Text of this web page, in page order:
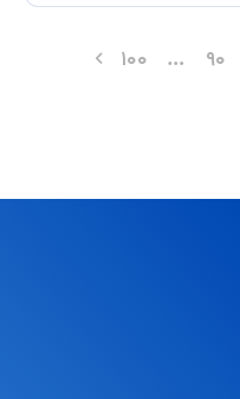
۹۰ … ۱۰۰